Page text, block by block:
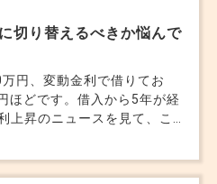
と自体を過度に心配する
いまま進めるのはリスクで
おります。アドバイスいただ
切り替えるべきか悩んで
円、変動金利で借りてお
ほどです。借入から5年が経
上昇のニュースを見て、こ
なります。 今の時点で固定